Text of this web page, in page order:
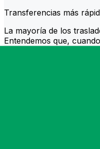
Transferencias más
La mayoría de los
Entendemos que,
¿Qué es un código SWIFT y